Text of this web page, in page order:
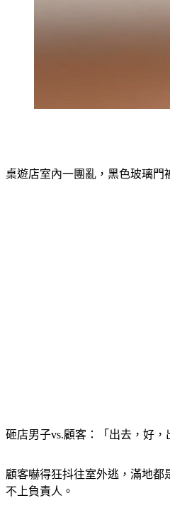
桌遊店室內一團亂，黑色玻璃門
砸店男子vs.顧客：「出去，好，
顧客嚇得狂抖往室外逃，滿地
不上負責人。